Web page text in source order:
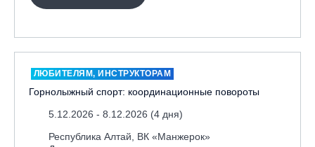
ЛЮБИТЕЛЯМ, ИНСТРУКТОРАМ
Горнолыжный спорт: координационные повороты
5.12.2026 - 8.12.2026 (4 дня)
Республика Алтай, ВК «Манжерок»